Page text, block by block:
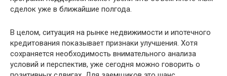
сделок уже в ближайшие полгода.
В целом, ситуация на рынке недвижимости и ипотечного
кредитования показывает признаки улучшения. Хотя
сохраняется необходимость внимательного анализа
условий и перспектив, уже сегодня можно говорить о